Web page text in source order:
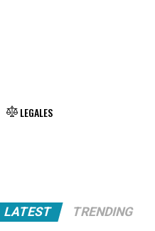
LEGALES
LATEST TRENDING